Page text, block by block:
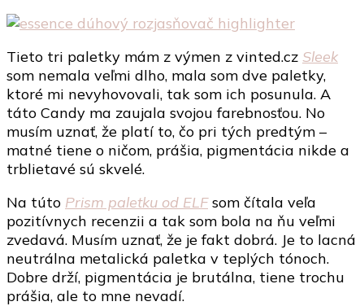
Tieto tri paletky mám z výmen z vinted.cz Sleek
som nemala veľmi dlho, mala som dve paletky,
ktoré mi nevyhovovali, tak som ich posunula. A
táto Candy ma zaujala svojou farebnosťou. No
musím uznať, že platí to, čo pri tých predtým –
matné tiene o ničom, prášia, pigmentácia nikde a
trblietavé sú skvelé.
Na túto Prism paletku od ELFsom čítala veľa
pozitívnych recenzii a tak som bola na ňu veľmi
zvedavá. Musím uznať, že je fakt dobrá. Je to lacná
neutrálna metalická paletka v teplých tónoch.
Dobre drží, pigmentácia je brutálna, tiene trochu
prášia, ale to mne nevadí.